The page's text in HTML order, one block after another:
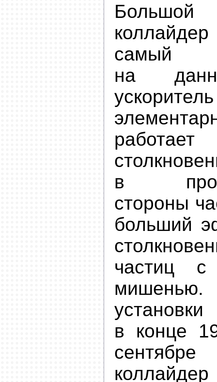
самый
на
ускоритель
в
стороны
больший
частиц с
в конце